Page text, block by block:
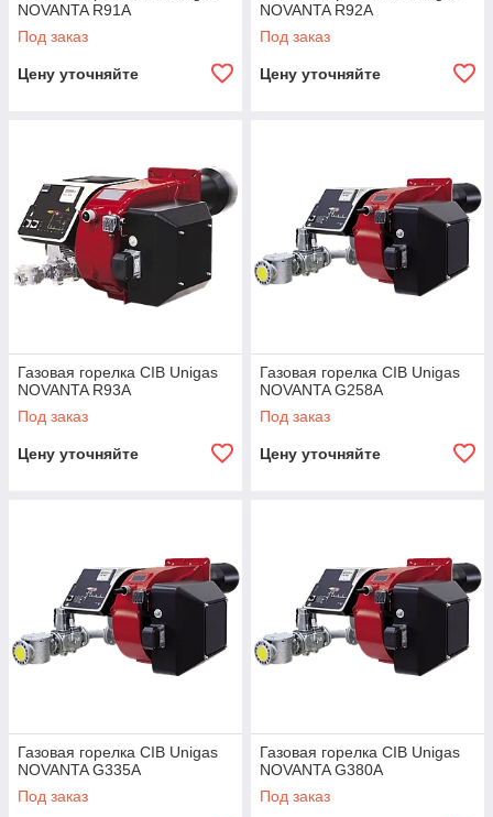
NOVANTA R91A
Под заказ
Цену уточняйте
NOVANTA R92A
Под заказ
Цену уточняйте
Газовая горелка CIB Unigas
NOVANTA R93A
Под заказ
Цену уточняйте
Газовая горелка CIB Unigas
NOVANTA G258A
Под заказ
Цену уточняйте
Газовая горелка CIB Unigas
NOVANTA G335A
Под заказ
Газовая горелка CIB Unigas
NOVANTA G380A
Под заказ